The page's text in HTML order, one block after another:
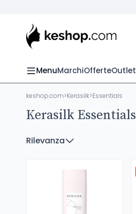
MenuMarchiOfferteOutlet
keshop.com>Kerasilk>Essentials
Kerasilk Essentials
Rilevanza